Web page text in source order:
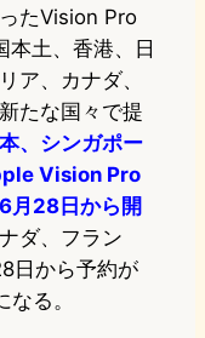
たVision Pro
本土、香港、日
ア、カナダ、
たな国々で提
、シンガポー
Vision Pro
月28日から開
ダ、フラン
日から予約が
る。